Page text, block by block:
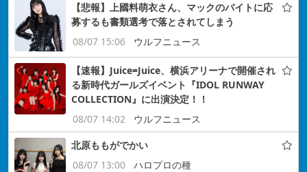
【悲報】上國料萌衣さん、マックのバイトに応
募するも書類選考で落とされてしまう
08/07 15:06
ウルフニュース
【速報】Juice=Juice、横浜アリーナで開催され
る新時代ガールズイベント『IDOL RUNWAY
COLLECTION』に出演決定！！
08/07 14:02
ウルフニュース
北原ももがでかい
08/07 13:00
ハロプロの種